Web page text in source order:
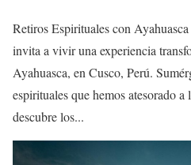
Retiros Espirituales con
invita a vivir una experiencia
Ayahuasca, en Cusco, Perú.
espirituales que hemos atesorado
descubre los...